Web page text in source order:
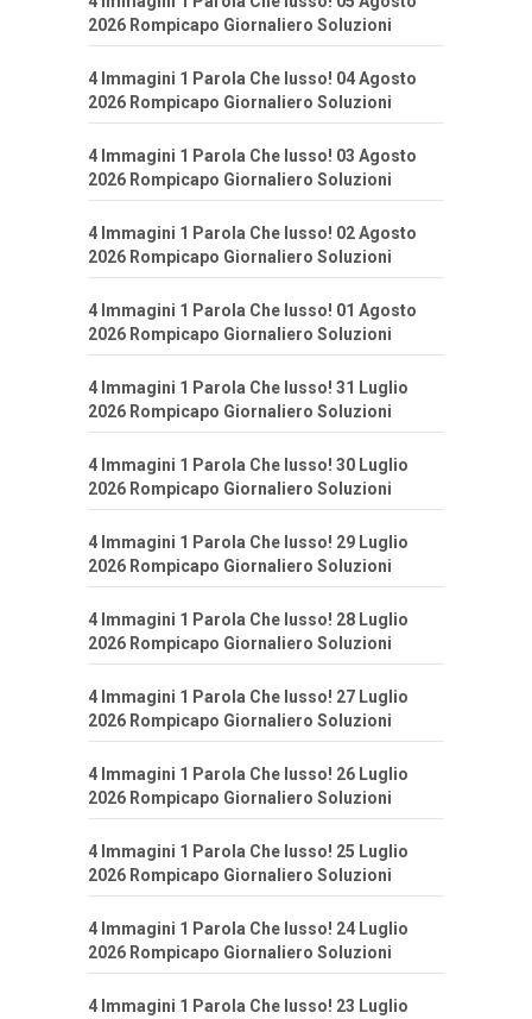
2026 Rompicapo Giornaliero Soluzioni
4 Immagini 1 Parola Che lusso! 04 Agosto
2026 Rompicapo Giornaliero Soluzioni
4 Immagini 1 Parola Che lusso! 03 Agosto
2026 Rompicapo Giornaliero Soluzioni
4 Immagini 1 Parola Che lusso! 02 Agosto
2026 Rompicapo Giornaliero Soluzioni
4 Immagini 1 Parola Che lusso! 01 Agosto
2026 Rompicapo Giornaliero Soluzioni
4 Immagini 1 Parola Che lusso! 31 Luglio
2026 Rompicapo Giornaliero Soluzioni
4 Immagini 1 Parola Che lusso! 30 Luglio
2026 Rompicapo Giornaliero Soluzioni
4 Immagini 1 Parola Che lusso! 29 Luglio
2026 Rompicapo Giornaliero Soluzioni
4 Immagini 1 Parola Che lusso! 28 Luglio
2026 Rompicapo Giornaliero Soluzioni
4 Immagini 1 Parola Che lusso! 27 Luglio
2026 Rompicapo Giornaliero Soluzioni
4 Immagini 1 Parola Che lusso! 26 Luglio
2026 Rompicapo Giornaliero Soluzioni
4 Immagini 1 Parola Che lusso! 25 Luglio
2026 Rompicapo Giornaliero Soluzioni
4 Immagini 1 Parola Che lusso! 24 Luglio
2026 Rompicapo Giornaliero Soluzioni
4 Immagini 1 Parola Che lusso! 23 Luglio